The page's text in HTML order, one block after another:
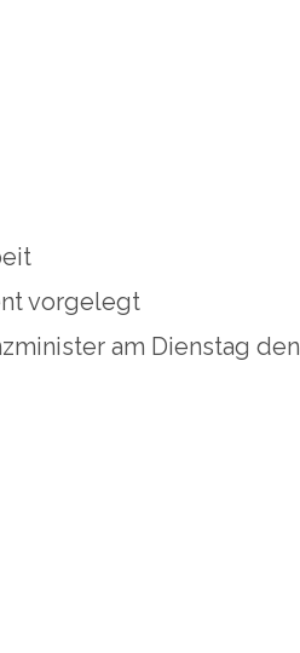
vorgelegt
am Dienstag den